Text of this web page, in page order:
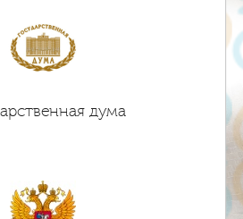
дума